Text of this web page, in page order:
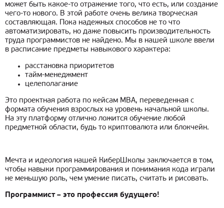
может быть какое-то отражение того, что есть, или создание
чего-то нового. В этой работе очень велика творческая
составляющая. Пока надежных способов не то что
автоматизировать, но даже повысить производительность
труда программистов не найдено. Мы в нашей школе ввели
в расписание предметы навыкового характера:
расстановка приоритетов
тайм-менеджмент
целеполагание
Это проектная работа по кейсам МВА, переведенная с
формата обучения взрослых на уровень начальной школы.
На эту платформу отлично ложится обучение любой
предметной области, будь то криптовалюта или блокчейн.
Мечта и идеология нашей КиберШколы заключается в том,
чтобы навыки программирования и понимания кода играли
не меньшую роль, чем умение писать, считать и рисовать.
Программист – это профессия будущего!